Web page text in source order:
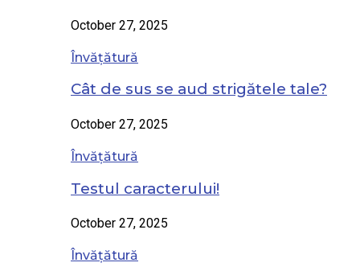
October 27, 2025
Învățătură
Cât de sus se aud strigătele tale?
October 27, 2025
Învățătură
Testul caracterului!
October 27, 2025
Învățătură